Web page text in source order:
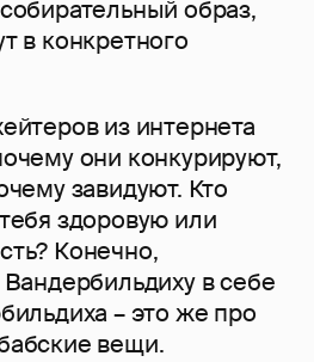
образ,
в конкретного
из интернета
они конкурируют,
завидуют. Кто
здоровую или
Конечно,
в себе
– это же про
вещи.